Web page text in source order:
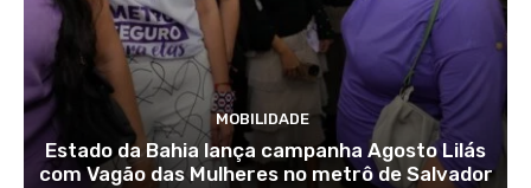
MOBILIDADE
Estado da Bahia lança campanha Agosto Lilás
com Vagão das Mulheres no metrô de Salvador